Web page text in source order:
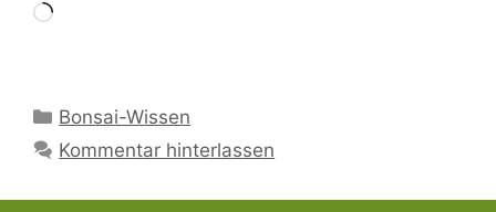
Wird
Kategorien
Bonsai-Wissen
Kommentar hinterlassen